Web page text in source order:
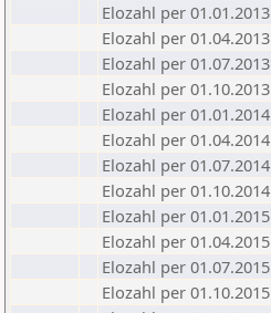
Elozahl per 01.01.2013
Elozahl per 01.04.2013
Elozahl per 01.07.2013
Elozahl per 01.10.2013
Elozahl per 01.01.2014
Elozahl per 01.04.2014
Elozahl per 01.07.2014
Elozahl per 01.10.2014
Elozahl per 01.01.2015
Elozahl per 01.04.2015
Elozahl per 01.07.2015
Elozahl per 01.10.2015